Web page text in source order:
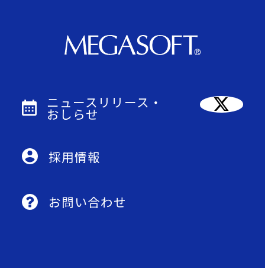
ニュースリリース・
おしらせ
採用情報
お問い合わせ